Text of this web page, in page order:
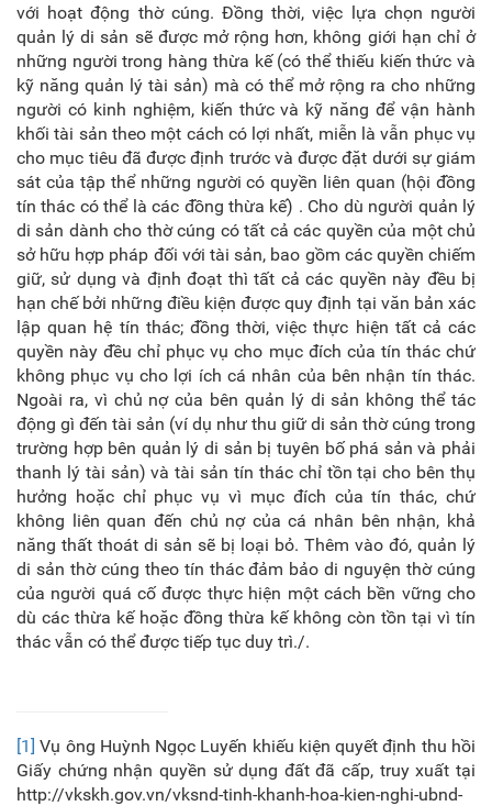
với hoạt động thờ cúng. Đồng thời, việc lựa chọn người
quản lý di sản sẽ được mở rộng hơn, không giới hạn chỉ ở
những người trong hàng thừa kế (có thể thiếu kiến thức và
kỹ năng quản lý tài sản) mà có thể mở rộng ra cho những
người có kinh nghiệm, kiến thức và kỹ năng để vận hành
khối tài sản theo một cách có lợi nhất, miễn là vẫn phục vụ
cho mục tiêu đã được định trước và được đặt dưới sự giám
sát của tập thể những người có quyền liên quan (hội đồng
tín thác có thể là các đồng thừa kế) . Cho dù người quản lý
di sản dành cho thờ cúng có tất cả các quyền của một chủ
sở hữu hợp pháp đối với tài sản, bao gồm các quyền chiếm
giữ, sử dụng và định đoạt thì tất cả các quyền này đều bị
hạn chế bởi những điều kiện được quy định tại văn bản xác
lập quan hệ tín thác; đồng thời, việc thực hiện tất cả các
quyền này đều chỉ phục vụ cho mục đích của tín thác chứ
không phục vụ cho lợi ích cá nhân của bên nhận tín thác.
Ngoài ra, vì chủ nợ của bên quản lý di sản không thể tác
động gì đến tài sản (ví dụ như thu giữ di sản thờ cúng trong
trường hợp bên quản lý di sản bị tuyên bố phá sản và phải
thanh lý tài sản) và tài sản tín thác chỉ tồn tại cho bên thụ
hưởng hoặc chỉ phục vụ vì mục đích của tín thác, chứ
không liên quan đến chủ nợ của cá nhân bên nhận, khả
năng thất thoát di sản sẽ bị loại bỏ. Thêm vào đó, quản lý
di sản thờ cúng theo tín thác đảm bảo di nguyện thờ cúng
của người quá cố được thực hiện một cách bền vững cho
dù các thừa kế hoặc đồng thừa kế không còn tồn tại vì tín
thác vẫn có thể được tiếp tục duy trì./.
[1] Vụ ông Huỳnh Ngọc Luyến khiếu kiện quyết định thu hồi
Giấy chứng nhận quyền sử dụng đất đã cấp, truy xuất tại
http://vkskh.gov.vn/vksnd-tinh-khanh-hoa-kien-nghi-ubnd-